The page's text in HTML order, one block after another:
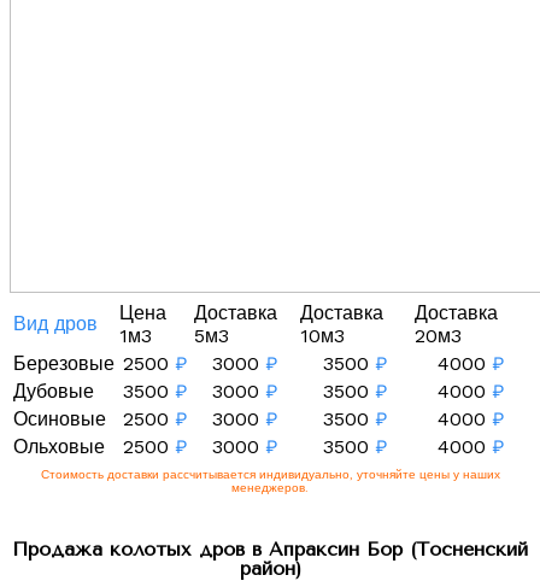
Вид дров
Цена
1м3
Доставка
5м3
Доставка
10м3
Доставка
20м3
Березовые 2500 ₽ 3000 ₽ 3500 ₽ 4000 ₽
Дубовые
3500 ₽ 3000 ₽ 3500 ₽ 4000 ₽
Осиновые
2500 ₽ 3000 ₽ 3500 ₽ 4000 ₽
Ольховые
2500 ₽ 3000 ₽ 3500 ₽ 4000 ₽
Стоимость доставки рассчитывается индивидуально, уточняйте цены у наших
менеджеров.
Продажа колотых дров в Апраксин Бор (Тосненский
район)